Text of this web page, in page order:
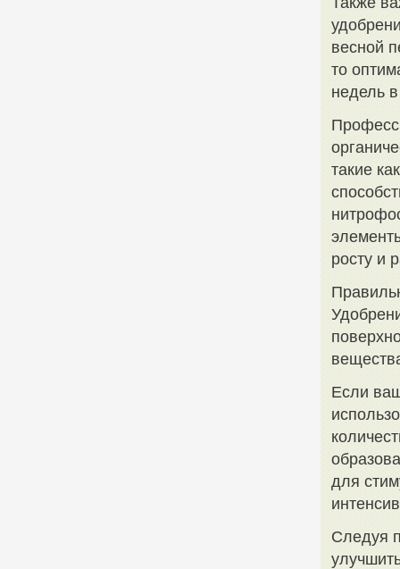
весной
то
недель
такие
росту и
Если
для
Следуя